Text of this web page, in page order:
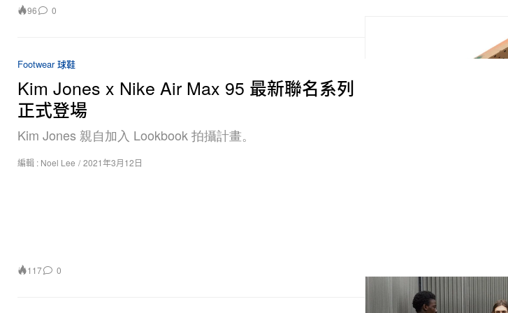
96 0
Footwear 球鞋
Kim Jones x Nike Air Max 95 最新聯名系列
正式登場
Kim Jones 親自加入 Lookbook 拍攝計畫。
編輯 : Noel Lee / 2021年3月12日
117 0